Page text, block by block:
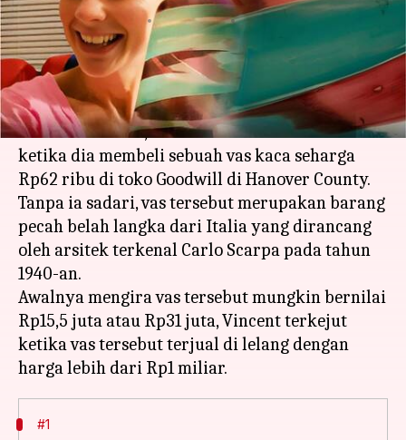
menulis Taufiq Al Jufri Dec 19, 2023 11:03 am
Apa ceritanya
Jessica Vincent, seorang penduduk Virginia,
Amerika Serikat, menemukan harta karun
ketika dia membeli sebuah vas kaca seharga
Rp62 ribu di toko Goodwill di Hanover County.
Tanpa ia sadari, vas tersebut merupakan barang
pecah belah langka dari Italia yang dirancang
oleh arsitek terkenal Carlo Scarpa pada tahun
1940-an.
Awalnya mengira vas tersebut mungkin bernilai
Rp15,5 juta atau Rp31 juta, Vincent terkejut
ketika vas tersebut terjual di lelang dengan
#1